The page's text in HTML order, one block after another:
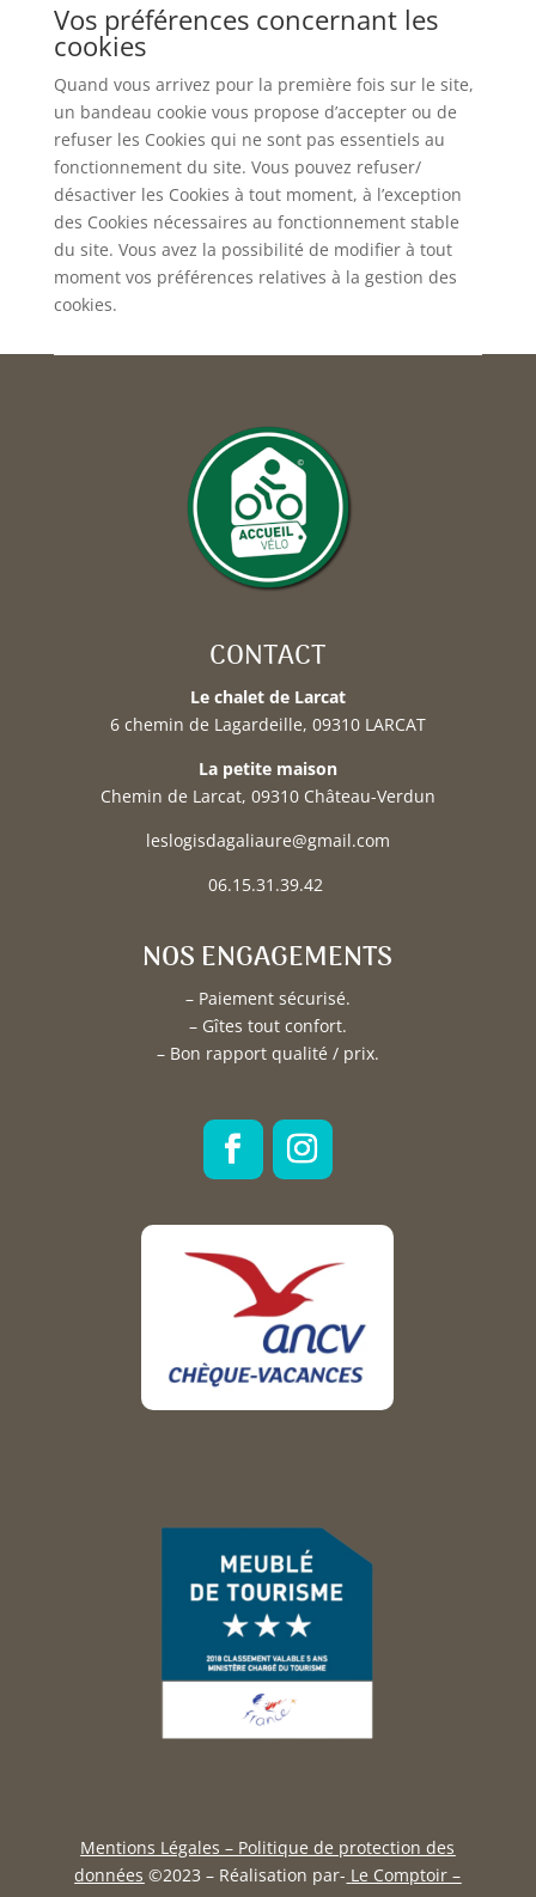
Vos préférences concernant les
cookies
Quand vous arrivez pour la première fois sur le site,
un bandeau cookie vous propose d’accepter ou de
refuser les Cookies qui ne sont pas essentiels au
fonctionnement du site. Vous pouvez refuser/
désactiver les Cookies à tout moment, à l’exception
des Cookies nécessaires au fonctionnement stable
du site. Vous avez la possibilité de modifier à tout
moment vos préférences relatives à la gestion des
cookies.
CONTACT
Le chalet de Larcat
6 chemin de Lagardeille, 09310 LARCAT
La petite maison
Chemin de Larcat, 09310 Château-Verdun
leslogisdagaliaure@gmail.com
06.15.31.39.42
NOS ENGAGEMENTS
– Paiement sécurisé.
– Gîtes tout confort.
– Bon rapport qualité / prix.
Mentions Légales – Politique de protection des
données ©2023 – Réalisation par- Le Comptoir –